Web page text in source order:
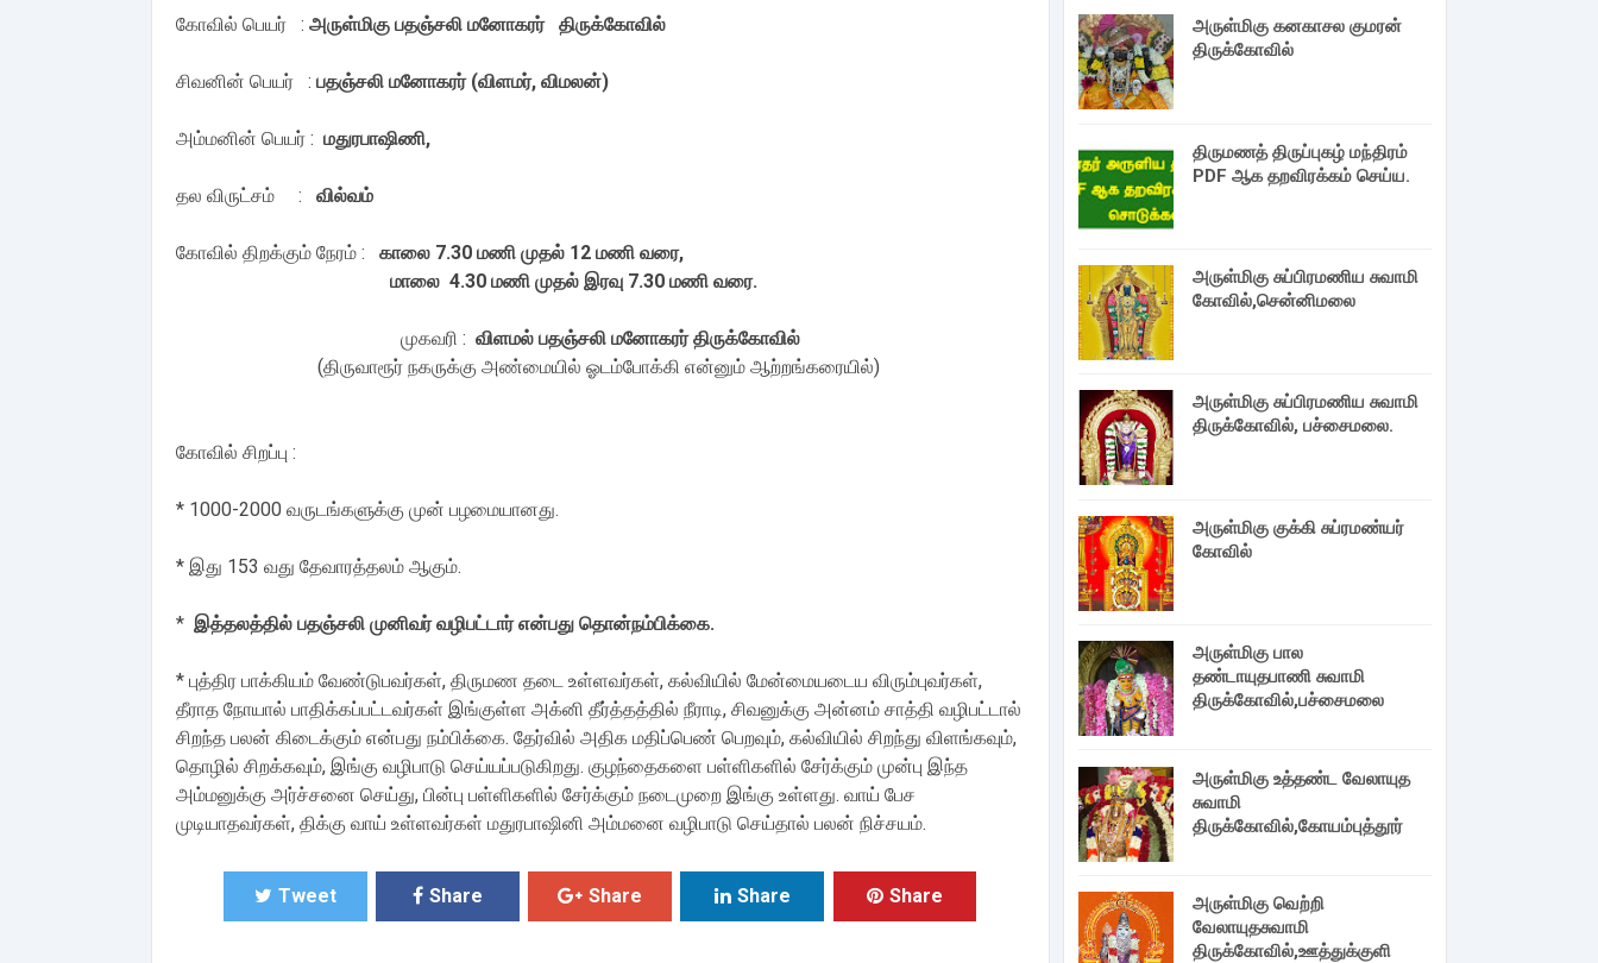
கோவில் பெயர் : அருள்மிகு பதஞ்சலி மனோகரர் திருக்கோவில்
சிவனின் பெயர் : பதஞ்சலி மனோகரர் (விளமர், விமலன்)
அம்மனின் பெயர் : மதுரபாஷிணி,
தல விருட்சம் : வில்வம்
கோவில் திறக்கும் நேரம் : காலை 7.30 மணி முதல் 12 மணி வரை,
மாலை 4.30 மணி முதல் இரவு 7.30 மணி வரை.
முகவரி :விளமல் பதஞ்சலி மனோகரர் திருக்கோவில்
(திருவாரூர் நகருக்கு அண்மையில் ஓடம்போக்கி என்னும் ஆற்றங்கரையில்)
கோவில் சிறப்பு :
* 1000-2000 வருடங்களுக்கு முன் பழமையானது.
* இது 153 வது தேவாரத்தலம் ஆகும்.
* இத்தலத்தில் பதஞ்சலி முனிவர் வழிபட்டார் என்பது தொன்நம்பிக்கை.
* புத்திர பாக்கியம் வேண்டுபவர்கள், திருமண தடை உள்ளவர்கள், கல்வியில் மேன்மையடைய விரும்புவர்கள்,
தீராத நோயால் பாதிக்கப்பட்டவர்கள் இங்குள்ள அக்னி தீர்த்தத்தில் நீராடி, சிவனுக்கு அன்னம் சாத்தி வழிபட்டால்
சிறந்த பலன் கிடைக்கும் என்பது நம்பிக்கை. தேர்வில் அதிக மதிப்பெண் பெறவும், கல்வியில் சிறந்து விளங்கவும்,
தொழில் சிறக்கவும், இங்கு வழிபாடு செய்யப்படுகிறது. குழந்தைகளை பள்ளிகளில் சேர்க்கும் முன்பு இந்த
அம்மனுக்கு அர்ச்சனை செய்து, பின்பு பள்ளிகளில் சேர்க்கும் நடைமுறை இங்கு உள்ளது. வாய் பேச
முடியாதவர்கள், திக்கு வாய் உள்ளவர்கள் மதுரபாஷினி அம்மனை வழிபாடு செய்தால் பலன் நிச்சயம்.
Tweet Share Share Share Share
அருள்மிகு கனகாசல குமரன்
திருக்கோவில்
திருமணத் திருப்புகழ் மந்திரம்
PDF ஆக தறவிரக்கம் செய்ய.
அருள்மிகு சுப்பிரமணிய சுவாமி
கோவில்,சென்னிமலை
அருள்மிகு சுப்பிரமணிய சுவாமி
திருக்கோவில், பச்சைமலை.
அருள்மிகு குக்கி சுப்ரமண்யர்
கோவில்
அருள்மிகு பால
தண்டாயுதபாணி சுவாமி
திருக்கோவில்,பச்சைமலை
அருள்மிகு உத்தண்ட வேலாயுத
சுவாமி
திருக்கோவில்,கோயம்புத்தூர்
அருள்மிகு வெற்றி
வேலாயுதசுவாமி
திருக்கோவில்,ஊத்துக்குளி